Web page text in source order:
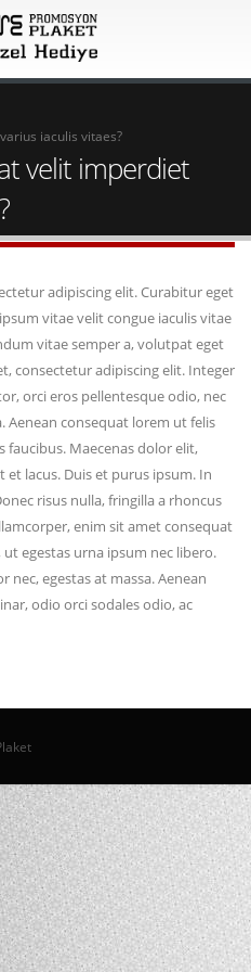
iaculis vitaes?
velit imperdiet
adipiscing elit. Curabitur eget
vitae velit congue iaculis vitae
vitae semper a, volutpat eget
consectetur adipiscing elit. Integer
orci eros pellentesque odio, nec
Aenean consequat lorem ut felis
faucibus. Maecenas dolor elit,
lacus. Duis et purus ipsum. In
risus nulla, fringilla a rhoncus
enim sit amet consequat
egestas urna ipsum nec libero.
egestas at massa. Aenean
odio orci sodales odio, ac